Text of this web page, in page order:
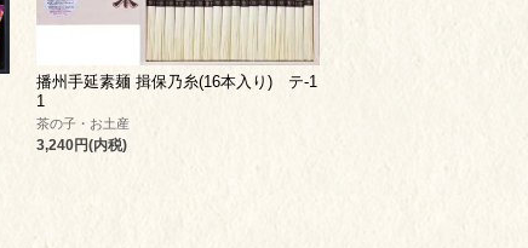
播州手延素麺 揖保乃糸(16本入り) テ-1
1
茶の子・お土産
3,240円(内税)